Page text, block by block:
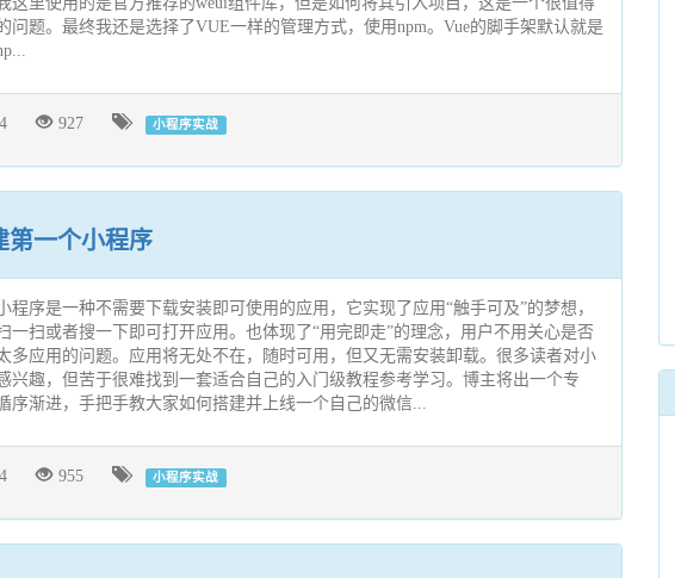
问题。最终我还是选择了VUE一样的管理方式，使用npm。Vue的脚手架默认就是
927 小程序实战
第一个小程序
程序是一种不需要下载安装即可使用的应用，它实现了应用“触手可及”的梦想，
一扫或者搜一下即可打开应用。也体现了“用完即走”的理念，用户不用关心是否
多应用的问题。应用将无处不在，随时可用，但又无需安装卸载。很多读者对小
兴趣，但苦于很难找到一套适合自己的入门级教程参考学习。博主将出一个专
序渐进，手把手教大家如何搭建并上线一个自己的微信...
955 小程序实战